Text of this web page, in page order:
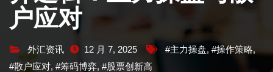
户应对
外汇资讯 12 月 7, 2025 #主力操盘, #操作策略,
#散户应对, #筹码博弈, #股票创新高